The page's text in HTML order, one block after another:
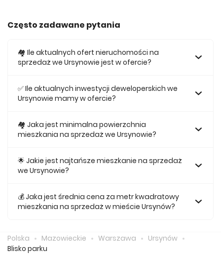
Często zadawane pytania
🏘️ Ile aktualnych ofert nieruchomości na
sprzedaż we Ursynowie jest w ofercie?
we Ursynowie.
✅ Ile aktualnych inwestycji deweloperskich we
Ursynowie mamy w ofercie?
we Ursynowie.
🏘 Jaka jest minimalna powierzchnia
mieszkania na sprzedaż we Ursynowie?
Ursynowie jest 26,98.
🌟 Jakie jest najtańsze mieszkanie na sprzedaż
we Ursynowie?
ofercie kosztuje 672 033 zł.
💰 Jaka jest średnia cena za metr kwadratowy
mieszkania na sprzedaż w mieście Ursynów?
Polska Mazowieckie Warszawa
Ursynów
Blisko parku